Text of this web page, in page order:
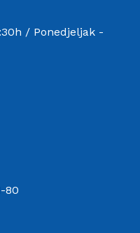
/ Ponedjeljak -
80